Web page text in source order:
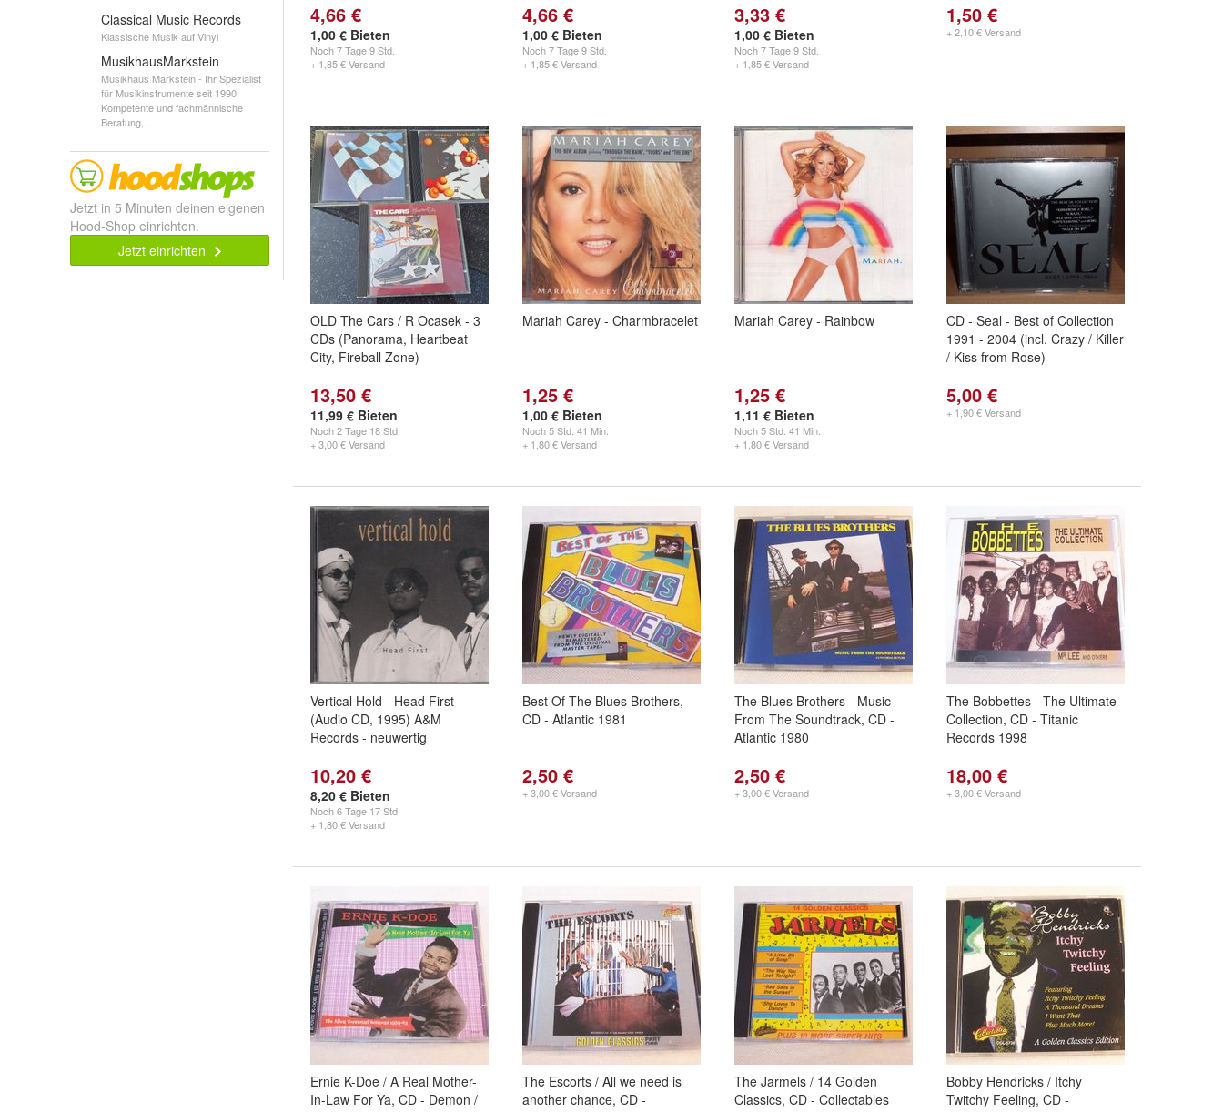
Classical Music Records
Klassische Musik auf Vinyl
MusikhausMarkstein
Musikhaus Markstein - Ihr Spezialist
für Musikinstrumente seit 1990.
Kompetente und fachmännische
Beratung, ...
Jetzt in 5 Minuten deinen eigenen
Hood-Shop einrichten.
Jetzt einrichten
4,66 €
1,00 € Bieten
Noch7 Tage 9 Std.
+ 1,85 € Versand
4,66 €
1,00 € Bieten
Noch7 Tage 9 Std.
+ 1,85 € Versand
3,33 €
1,00 € Bieten
Noch7 Tage 9 Std.
+ 1,85 € Versand
1,50 €
+ 2,10 € Versand
OLD The Cars / R Ocasek - 3
CDs (Panorama, Heartbeat
City, Fireball Zone)
13,50 €
11,99 € Bieten
Noch2 Tage 18 Std.
+ 3,00 € Versand
Mariah Carey - Charmbracelet
1,25 €
1,00 € Bieten
Noch5 Std. 41 Min.
+ 1,80 € Versand
Mariah Carey - Rainbow
1,25 €
1,11 € Bieten
Noch5 Std. 41 Min.
+ 1,80 € Versand
CD - Seal - Best of Collection
1991 - 2004 (incl. Crazy / Killer
/ Kiss from Rose)
5,00 €
+ 1,90 € Versand
Vertical Hold - Head First
(Audio CD, 1995) A&M
Records - neuwertig
10,20 €
8,20 € Bieten
Noch6 Tage 17 Std.
+ 1,80 € Versand
Best Of The Blues Brothers,
CD - Atlantic 1981
2,50 €
+ 3,00 € Versand
The Blues Brothers - Music
From The Soundtrack, CD -
Atlantic 1980
2,50 €
+ 3,00 € Versand
The Bobbettes - The Ultimate
Collection, CD - Titanic
Records 1998
18,00 €
+ 3,00 € Versand
Ernie K-Doe / A Real Mother-
In-Law For Ya, CD - Demon /
The Escorts / All we need is
another chance, CD -
The Jarmels / 14 Golden
Classics, CD - Collectables
Bobby Hendricks / Itchy
Twitchy Feeling, CD -